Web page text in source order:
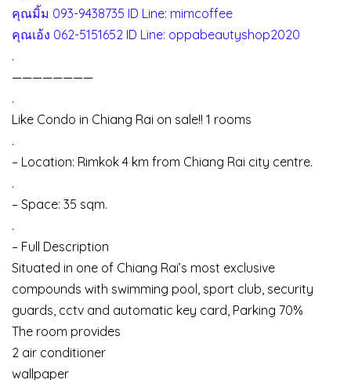
คุณมิ้ม 093-9438735 ID Line: mimcoffee
คุณเอ้ง 062-5151652 ID Line: oppabeautyshop2020
.
————————
.
Like Condo in Chiang Rai on sale!! 1 rooms
.
– Location: Rimkok 4 km from Chiang Rai city centre.
.
– Space: 35 sqm.
.
– Full Description
Situated in one of Chiang Rai’s most exclusive
compounds with swimming pool, sport club, security
guards, cctv and automatic key card, Parking 70%
The room provides
2 air conditioner
wallpaper